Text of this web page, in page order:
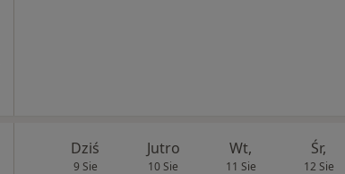
Dziś
9 Sie
Jutro
10 Sie
Wt,
11 Sie
Śr,
12 Sie